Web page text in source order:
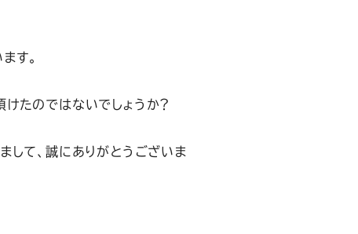
す。
けたのではないでしょうか？
して、誠にありがとうございま